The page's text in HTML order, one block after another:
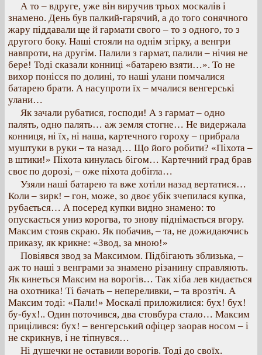
А то – вдруге, уже він виручив трьох москалів і
знамено. День був палкий-гарячий, а до того сонячного
жару піддавали ще й гармати свого – то з одного, то з
другого боку. Наші стояли на однім згірку, а венгри
навпроти, на другім. Палили з гармат, палили – нічия не
бере! Тоді сказали конниці «батарею взяти…». То не
вихор понісся по долині, то наші улани помчалися
батарею брати. А насупроти їх – мчалися венгерські
улани…
Як зачали рубатися, господи! А з гармат – одно
палять, одно палять… аж земля стогне… Не видержала
конниця, ні їх, ні наша, картечного гороху – прибрала
муштуки в руки – та назад… Що його робити? «Піхота –
в штики!» Піхота кинулась бігом… Картечний град брав
своє по дорозі, – оже піхота добігла…
Узяли наші батарею та вже хотіли назад вертатися…
Коли – зирк! – гон, може, зо двоє убік зчепилася купка,
рубається… А посеред купки видно знамено: то
опускається униз корогва, то знову піднімається вгору.
Максим стояв скраю. Як побачив, – та, не дожидаючись
приказу, як крикне: «Звод, за мною!»
Повіявся звод за Максимом. Підбігають зблизька, –
аж то наші з венграми за знамено різанину справляють.
Як кинеться Максим на ворогів… Так хіба лев кидається
на охотника! Ті бачать – непереливки, – та врозтіч. А
Максим тоді: «Пали!» Москалі приложилися: бух! бух!
бу-бух!.. Один поточився, два стовбура стало… Максим
прицілився: бух! – венгерський офіцер заорав носом – і
не скрикнув, і не тіпнувся…
Ні душечки не оставили ворогів. Тоді до своїх.